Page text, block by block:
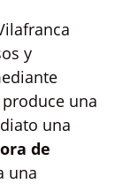
y
una
una
de
una